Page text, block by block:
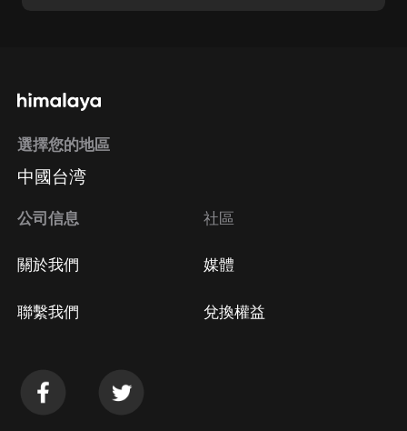
選擇您的地區
中國台湾
公司信息
關於我們
聯繫我們
社區
媒體
兌換權益